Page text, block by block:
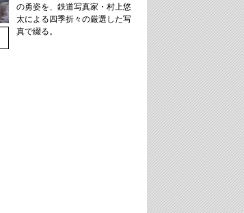
の勇姿を、鉄道写真家・村上悠
太による四季折々の厳選した写
真で綴る。